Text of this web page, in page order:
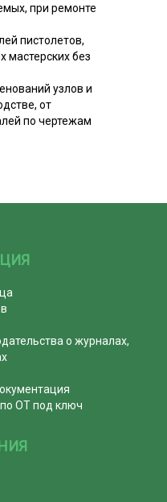
при ремонте
пистолетов,
мастерских без
узлов и
от
по чертежам
о журналах,
ОТ под ключ